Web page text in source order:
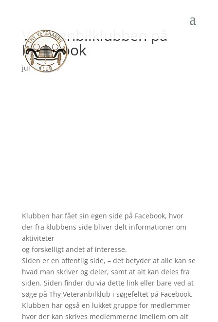
Veteranbilklubben på
Facebook
jul 12, 2018
Klubben har fået sin egen side på Facebook, hvor
der fra klubbens side bliver delt informationer om
aktiviteter
og forskelligt andet af interesse.
Siden er en offentlig side, – det betyder at alle kan se
hvad man skriver og deler, samt at alt kan deles fra
siden. Siden finder du via dette link eller bare ved at
søge på Thy Veteranbilklub i søgefeltet på Facebook.
Klubben har også en lukket gruppe for medlemmer
hvor der kan skrives medlemmerne imellem om alt